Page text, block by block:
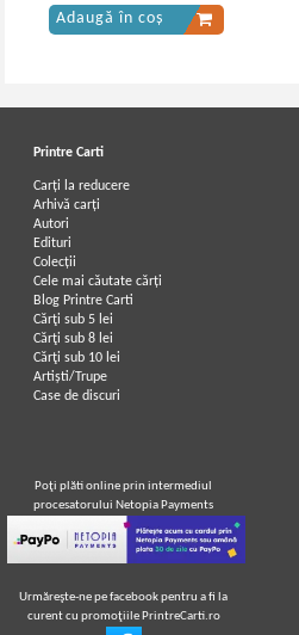
Adaugă în coș
Printre Carti
Carți la reducere
Arhivă carți
Autori
Edituri
Colecții
Cele mai căutate cărți
Blog Printre Carti
Cărţi sub 5 lei
Cărţi sub 8 lei
Cărţi sub 10 lei
Artiști/Trupe
Case de discuri
Poţi plăti online prin intermediul
procesatorului Netopia Payments
Urmăreşte-ne pe facebook pentru a fi la
curent cu promoţiile PrintreCarti.ro